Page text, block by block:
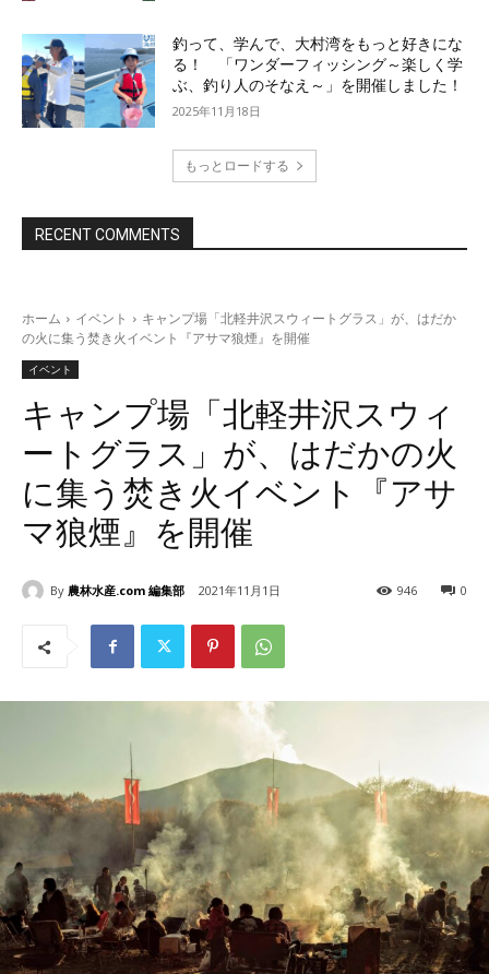
釣って、学んで、大村湾をもっと好きにな
る！ 「ワンダーフィッシング～楽しく学
ぶ、釣り人のそなえ～」を開催しました！
2025年11月18日
もっとロードする
RECENT COMMENTS